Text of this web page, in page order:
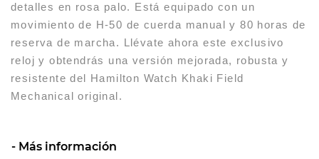
detalles en rosa palo. Está equipado con un
movimiento de H-50 de cuerda manual y 80 horas de
reserva de marcha. Llévate ahora este exclusivo
reloj y obtendrás una versión mejorada, robusta y
resistente del Hamilton Watch Khaki Field
Mechanical original.
Más información